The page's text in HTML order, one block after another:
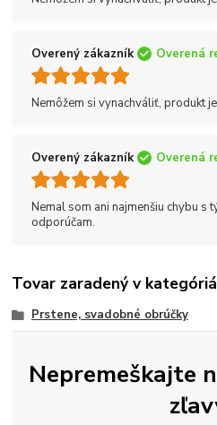
Overený zákazník Overená
Nemôžem si vynachváliť, produkt
Overený zákazník Overená
Nemal som ani najmenšiu chybu s
odporúčam.
Tovar zaradený v
Prstene, svadobné obrúčky
Nepremeškajte